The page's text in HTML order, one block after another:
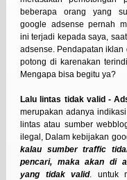
beberapa orang yang
google adsense pernah
ini terjadi kepada saya,
adsense. Pendapatan
potong di karenakan
Mengapa bisa begitu ya?
Lalu lintas tidak valid -
merupakan adanya
lintas atau sumber
ilegal, Dalam kebijakan
kalau sumber traffic
pencari, maka akan di
yang tidak valid. untuk